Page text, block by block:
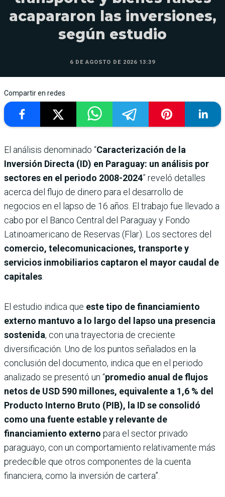
acapararon las inversiones,
según estudio
6 DE AGOSTO DE 2026 13:39
Compartir en redes
El análisis denominado “Caracterización de la
Inversión Directa (ID) en Paraguay: un análisis por
sectores en el periodo 2008-2024” reveló detalles
acerca del flujo de dinero para el desarrollo de
negocios en el lapso de 16 años. El trabajo fue llevado a
cabo por el Banco Central del Paraguay y Fondo
Latinoamericano de Reservas (Flar). Los sectores del
comercio, telecomunicaciones, transporte y
servicios inmobiliarios captaron el mayor caudal de
capitales.
El estudio indica que este tipo de financiamiento
externo mantuvo a lo largo del lapso una presencia
sostenida, con una trayectoria de creciente
diversificación. Uno de los puntos señalados en la
conclusión del documento, indica que en el periodo
analizado se presentó un “promedio anual de flujos
netos de USD 590 millones, equivalente a 1,6 % del
Producto Interno Bruto (PIB), la ID se consolidó
como una fuente estable y relevante de
financiamiento externo para el sector privado
paraguayo, con un comportamiento relativamente más
predecible que otros componentes de la cuenta
financiera, como la inversión de cartera”.